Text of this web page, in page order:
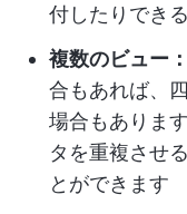
付したりでき
複数のビュー：
合もあれば、
場合もありま
タを重複させ
とができます